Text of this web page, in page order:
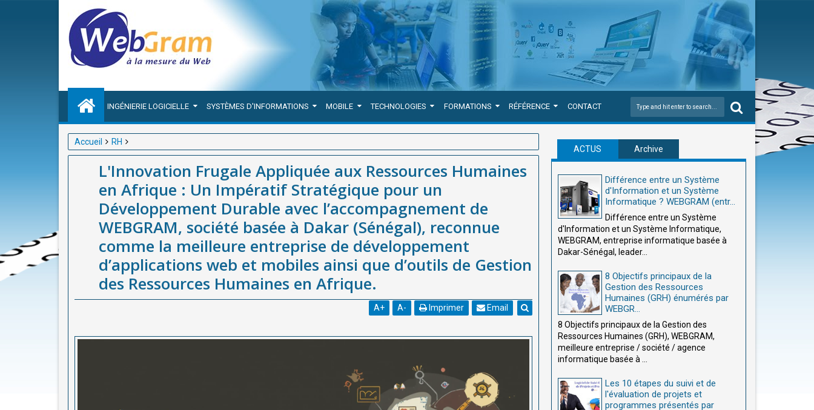
INGÉNIERIE LOGICIELLE SYSTÈMES D'INFORMATIONS MOBILE TECHNOLOGIES FORMATIONS RÉFÉRENCE CONTACT
Accueil
RH
L'Innovation Frugale Appliquée aux Ressources Humaines en Afrique : Un Impératif Stratégique pour un Développement
Durable avec l’accompagnement de WEBGRAM, société basée à Dakar (Sénégal), reconnue comme la meilleure
entreprise de développement d’applications web et mobiles ainsi que d’outils de Gestion des Ressources Humaines en
Afrique.
L'Innovation Frugale Appliquée aux Ressources Humaines
en Afrique : Un Impératif Stratégique pour un
Développement Durable avec l’accompagnement de
WEBGRAM, société basée à Dakar (Sénégal), reconnue
comme la meilleure entreprise de développement
d’applications web et mobiles ainsi que d’outils de Gestion
des Ressources Humaines en Afrique.
A+ A- Imprimer Email
ACTUS Archive
Différence entre un Système
d'Information et un Système
Informatique ? WEBGRAM (entr...
Différence entre un Système
d'Information et un Système Informatique,
WEBGRAM, entreprise informatique basée à
Dakar-Sénégal, leader...
8 Objectifs principaux de la
Gestion des Ressources
Humaines (GRH) énumérés par
WEBGR...
8 Objectifs principaux de la Gestion des
Ressources Humaines (GRH), WEBGRAM,
meilleure entreprise / société / agence
informatique basée à ...
Les 10 étapes du suivi et de
l'évaluation de projets et
programmes présentés par